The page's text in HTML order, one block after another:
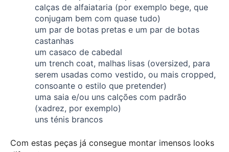
calças de alfaiataria (por exemplo bege, que
conjugam bem com quase tudo)
um par de botas pretas e um par de botas
castanhas
um casaco de cabedal
um trench coat, malhas lisas (oversized, para
serem usadas como vestido, ou mais cropped,
consoante o estilo que pretender)
uma saia e/ou uns calções com padrão
(xadrez, por exemplo)
uns ténis brancos
Com estas peças já consegue montar imensos looks